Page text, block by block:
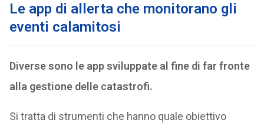
Le app di allerta che monitorano gli
eventi calamitosi
Diverse sono le app sviluppate al fine di far fronte
alla gestione delle catastrofi.
Si tratta di strumenti che hanno quale obiettivo